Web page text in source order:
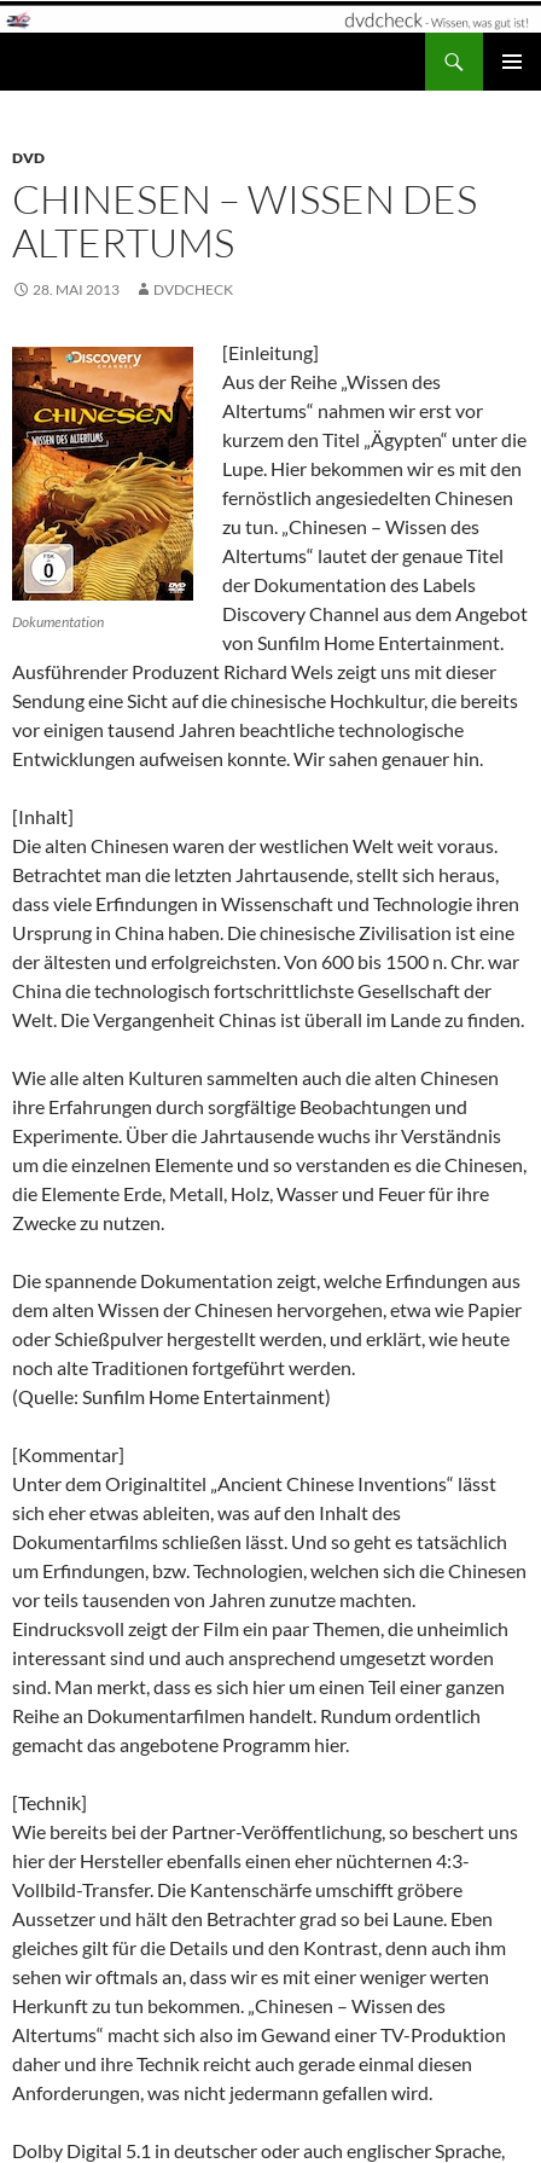
Zum
DVD
CHINESEN – WISSEN DES
ALTERTUMS
28. MAI 2013 DVDCHECK
Dokumentation
[Einleitung]
Aus der Reihe „Wissen des
Altertums“ nahmen wir erst vor
kurzem den Titel „Ägypten“ unter die
Lupe. Hier bekommen wir es mit den
fernöstlich angesiedelten Chinesen
zu tun. „Chinesen – Wissen des
Altertums“ lautet der genaue Titel
der Dokumentation des Labels
Discovery Channel aus dem Angebot
von Sunfilm Home Entertainment.
Ausführender Produzent Richard Wels zeigt uns mit dieser
Sendung eine Sicht auf die chinesische Hochkultur, die bereits
vor einigen tausend Jahren beachtliche technologische
Entwicklungen aufweisen konnte. Wir sahen genauer hin.
[Inhalt]
Die alten Chinesen waren der westlichen Welt weit voraus.
Betrachtet man die letzten Jahrtausende, stellt sich heraus,
dass viele Erfindungen in Wissenschaft und Technologie ihren
Ursprung in China haben. Die chinesische Zivilisation ist eine
der ältesten und erfolgreichsten. Von 600 bis 1500 n. Chr. war
China die technologisch fortschrittlichste Gesellschaft der
Welt. Die Vergangenheit Chinas ist überall im Lande zu finden.
Wie alle alten Kulturen sammelten auch die alten Chinesen
ihre Erfahrungen durch sorgfältige Beobachtungen und
Experimente. Über die Jahrtausende wuchs ihr Verständnis
um die einzelnen Elemente und so verstanden es die Chinesen,
die Elemente Erde, Metall, Holz, Wasser und Feuer für ihre
Zwecke zu nutzen.
Die spannende Dokumentation zeigt, welche Erfindungen aus
dem alten Wissen der Chinesen hervorgehen, etwa wie Papier
oder Schießpulver hergestellt werden, und erklärt, wie heute
noch alte Traditionen fortgeführt werden.
(Quelle: Sunfilm Home Entertainment)
[Kommentar]
Unter dem Originaltitel „Ancient Chinese Inventions“ lässt
sich eher etwas ableiten, was auf den Inhalt des
Dokumentarfilms schließen lässt. Und so geht es tatsächlich
um Erfindungen, bzw. Technologien, welchen sich die Chinesen
vor teils tausenden von Jahren zunutze machten.
Eindrucksvoll zeigt der Film ein paar Themen, die unheimlich
interessant sind und auch ansprechend umgesetzt worden
sind. Man merkt, dass es sich hier um einen Teil einer ganzen
Reihe an Dokumentarfilmen handelt. Rundum ordentlich
gemacht das angebotene Programm hier.
[Technik]
Wie bereits bei der Partner-Veröffentlichung, so beschert uns
hier der Hersteller ebenfalls einen eher nüchternen 4:3-
Vollbild-Transfer. Die Kantenschärfe umschifft gröbere
Aussetzer und hält den Betrachter grad so bei Laune. Eben
gleiches gilt für die Details und den Kontrast, denn auch ihm
sehen wir oftmals an, dass wir es mit einer weniger werten
Herkunft zu tun bekommen. „Chinesen – Wissen des
Altertums“ macht sich also im Gewand einer TV-Produktion
daher und ihre Technik reicht auch gerade einmal diesen
Anforderungen, was nicht jedermann gefallen wird.
Dolby Digital 5.1 in deutscher oder auch englischer Sprache,